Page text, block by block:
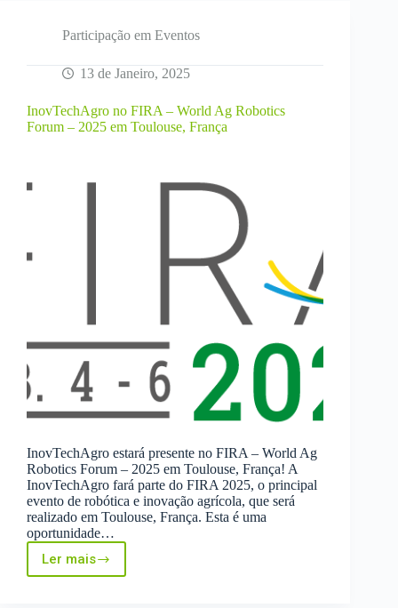
Participação em Eventos
13 de Janeiro, 2025
InovTechAgro no FIRA – World Ag Robotics
Forum – 2025 em Toulouse, França
InovTechAgro estará presente no FIRA – World Ag
Robotics Forum – 2025 em Toulouse, França! A
InovTechAgro fará parte do FIRA 2025, o principal
evento de robótica e inovação agrícola, que será
realizado em Toulouse, França. Esta é uma
oportunidade…
Ler maisInovTechAgro
no